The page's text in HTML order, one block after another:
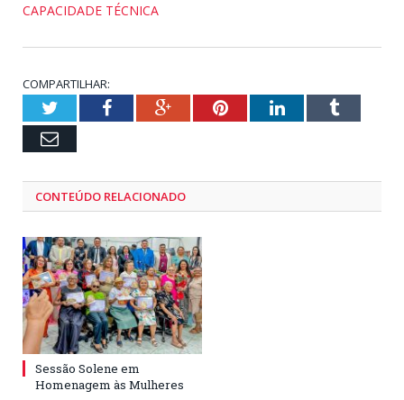
CAPACIDADE TÉCNICA
COMPARTILHAR:
TwitterFacebookGoogle+PinterestLinkedInTumblr
Email
CONTEÚDO RELACIONADO
Sessão Solene em
Homenagem às Mulheres